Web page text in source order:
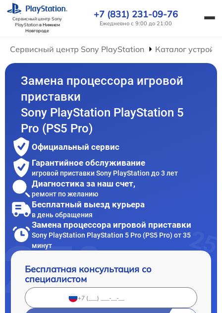
Сервисный центр Sony
PlayStationв Нижнем
Новгороде
+7 (831) 231-09-76
Ежедневно с 9:00 до 21:00
Сервисный центр Sony PlayStation Каталог
Замена процессора игровой
приставки
Sony PlayStation PlayStation 5
Pro (PS5 Pro)
Официальный сервис
Гарантийное обслуживание
игровой приставки Sony PlayStation до 3 лет
Диагностика за наш счет,
ремонт по желанию
Бесплатный выезд курьера
в день обращения
Замена процессора игровой приставки
Sony PlayStation PlayStation 5 Pro (PS5 Pro) от 35
минут
Бесплатная консультация со
специалистом